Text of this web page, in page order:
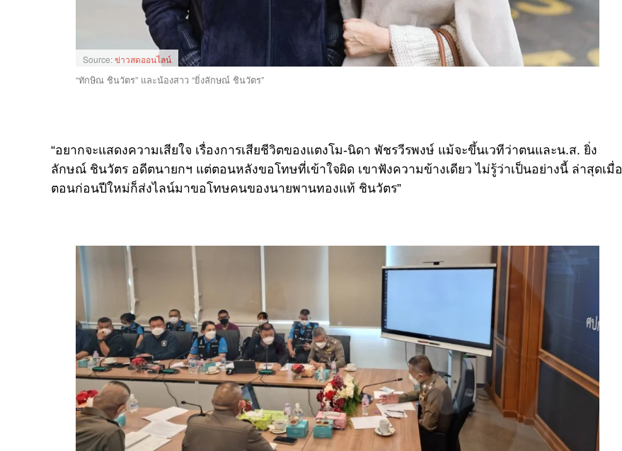
Source:ข่าวสดออนไลน์
“ทักษิณ ชินวัตร” และน้องสาว “ยิ่งลักษณ์ ชินวัตร”
“อยากจะแสดงความเสียใจ เรื่องการเสียชีวิตของแตงโม-นิดา พัชรวีรพงษ์ แม้จะขึ้นเวทีว่าตนและน.ส. ยิ่ง
ลักษณ์ ชินวัตร อดีตนายกฯ แต่ตอนหลังขอโทษที่เข้าใจผิด เขาฟังความข้างเดียว ไม่รู้ว่าเป็นอย่างนี้ ล่าสุดเมื่อ
ตอนก่อนปีใหม่ก็ส่งไลน์มาขอโทษคนของนายพานทองแท้ ชินวัตร”